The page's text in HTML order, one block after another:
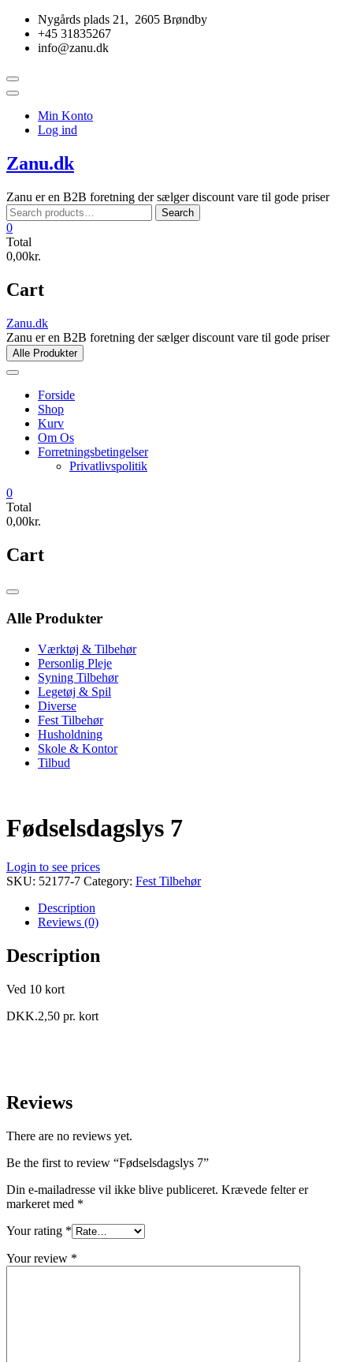
Skip
content
Nygårds plads 21, 2605 Brøndby
+45 31835267
info@zanu.dk
Topbar
Menu
Min Konto
Log ind
Zanu.dk
Zanu er en B2B foretning der sælger discount vare til gode priser
Search
for:
Search
0
Total
0,00kr.
Cart
Zanu.dk
Zanu er en B2B foretning der sælger discount vare til gode priser
Alle Produkter
Forside
Shop
Kurv
Om Os
Forretningsbetingelser
Privatlivspolitik
0
Total
0,00kr.
Cart
Catalog
Alle Produkter
Værktøj & Tilbehør
Personlig Pleje
Syning Tilbehør
Legetøj & Spil
Diverse
Fest Tilbehør
Husholdning
Skole & Kontor
Tilbud
Fødselsdagslys 7
Login to see prices
SKU: 52177-7 Category: Fest Tilbehør
Description
Reviews (0)
Description
Ved 10 kort
DKK.2,50 pr. kort
Reviews
There are no reviews yet.
Be the first to review “Fødselsdagslys 7”
Din e-mailadresse vil ikke blive publiceret. Krævede felter er
markeret med *
Your rating *
Your review *